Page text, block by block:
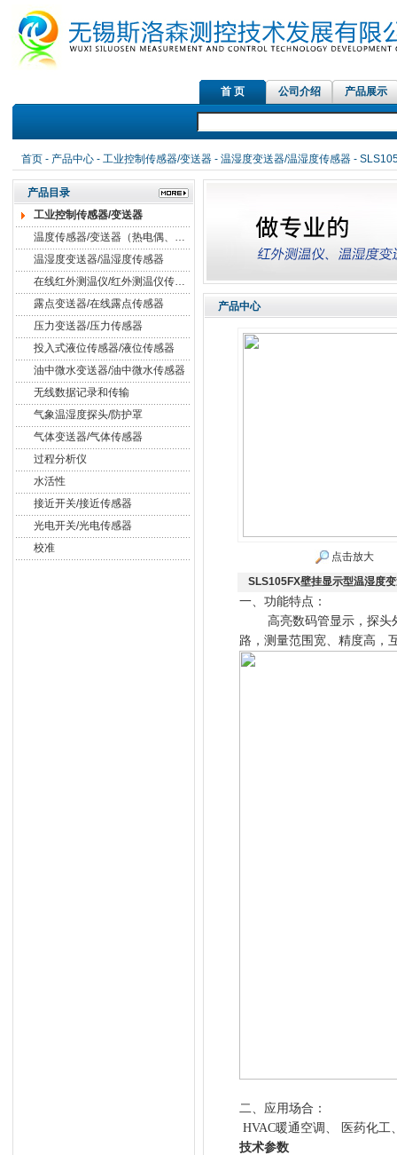
首 页 公司介绍 产品展示
首页- 产品中心- 工业控制传感器/变送器- 温湿度变送器/温湿度传感器-
产品目录
工业控制传感器/变送器
温度传感器/变送器（热电偶、热电阻）
温湿度变送器/温湿度传感器
在线红外测温仪/红外测温仪传感器
露点变送器/在线露点传感器
压力变送器/压力传感器
投入式液位传感器/液位传感器
油中微水变送器/油中微水传感器
无线数据记录和传输
气象温湿度探头/防护罩
气体变送器/气体传感器
过程分析仪
水活性
接近开关/接近传感器
光电开关/光电传感器
校准
产品中心
点击放大
SLS105FX壁挂显示型温湿度
一、功能特点：
高亮数码管显示，探头外
路，测量范围宽、精度高，
二、应用场合：
HVAC暖通空调、 医药化
技术参数